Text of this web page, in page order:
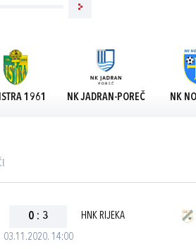
1961 NK JADRAN-POREČ NK
03.11.2020. 14:00
0 : 3 HNK RIJEKA